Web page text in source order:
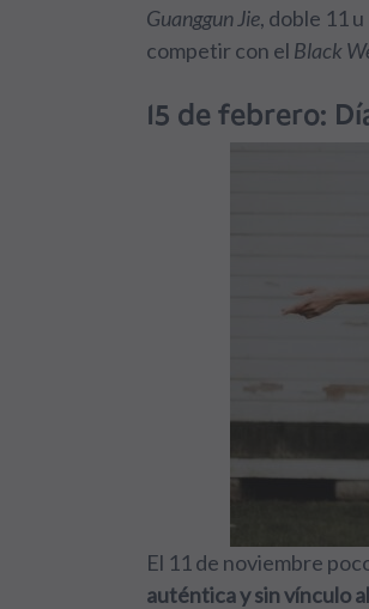
Guanggun Jie, doble 11
competir con el Black
15 de febrero:
El 11 de noviembre
auténtica y sin vínculo